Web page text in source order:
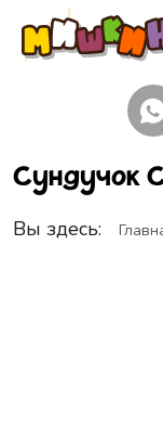
Сундучок
Вы здесь: